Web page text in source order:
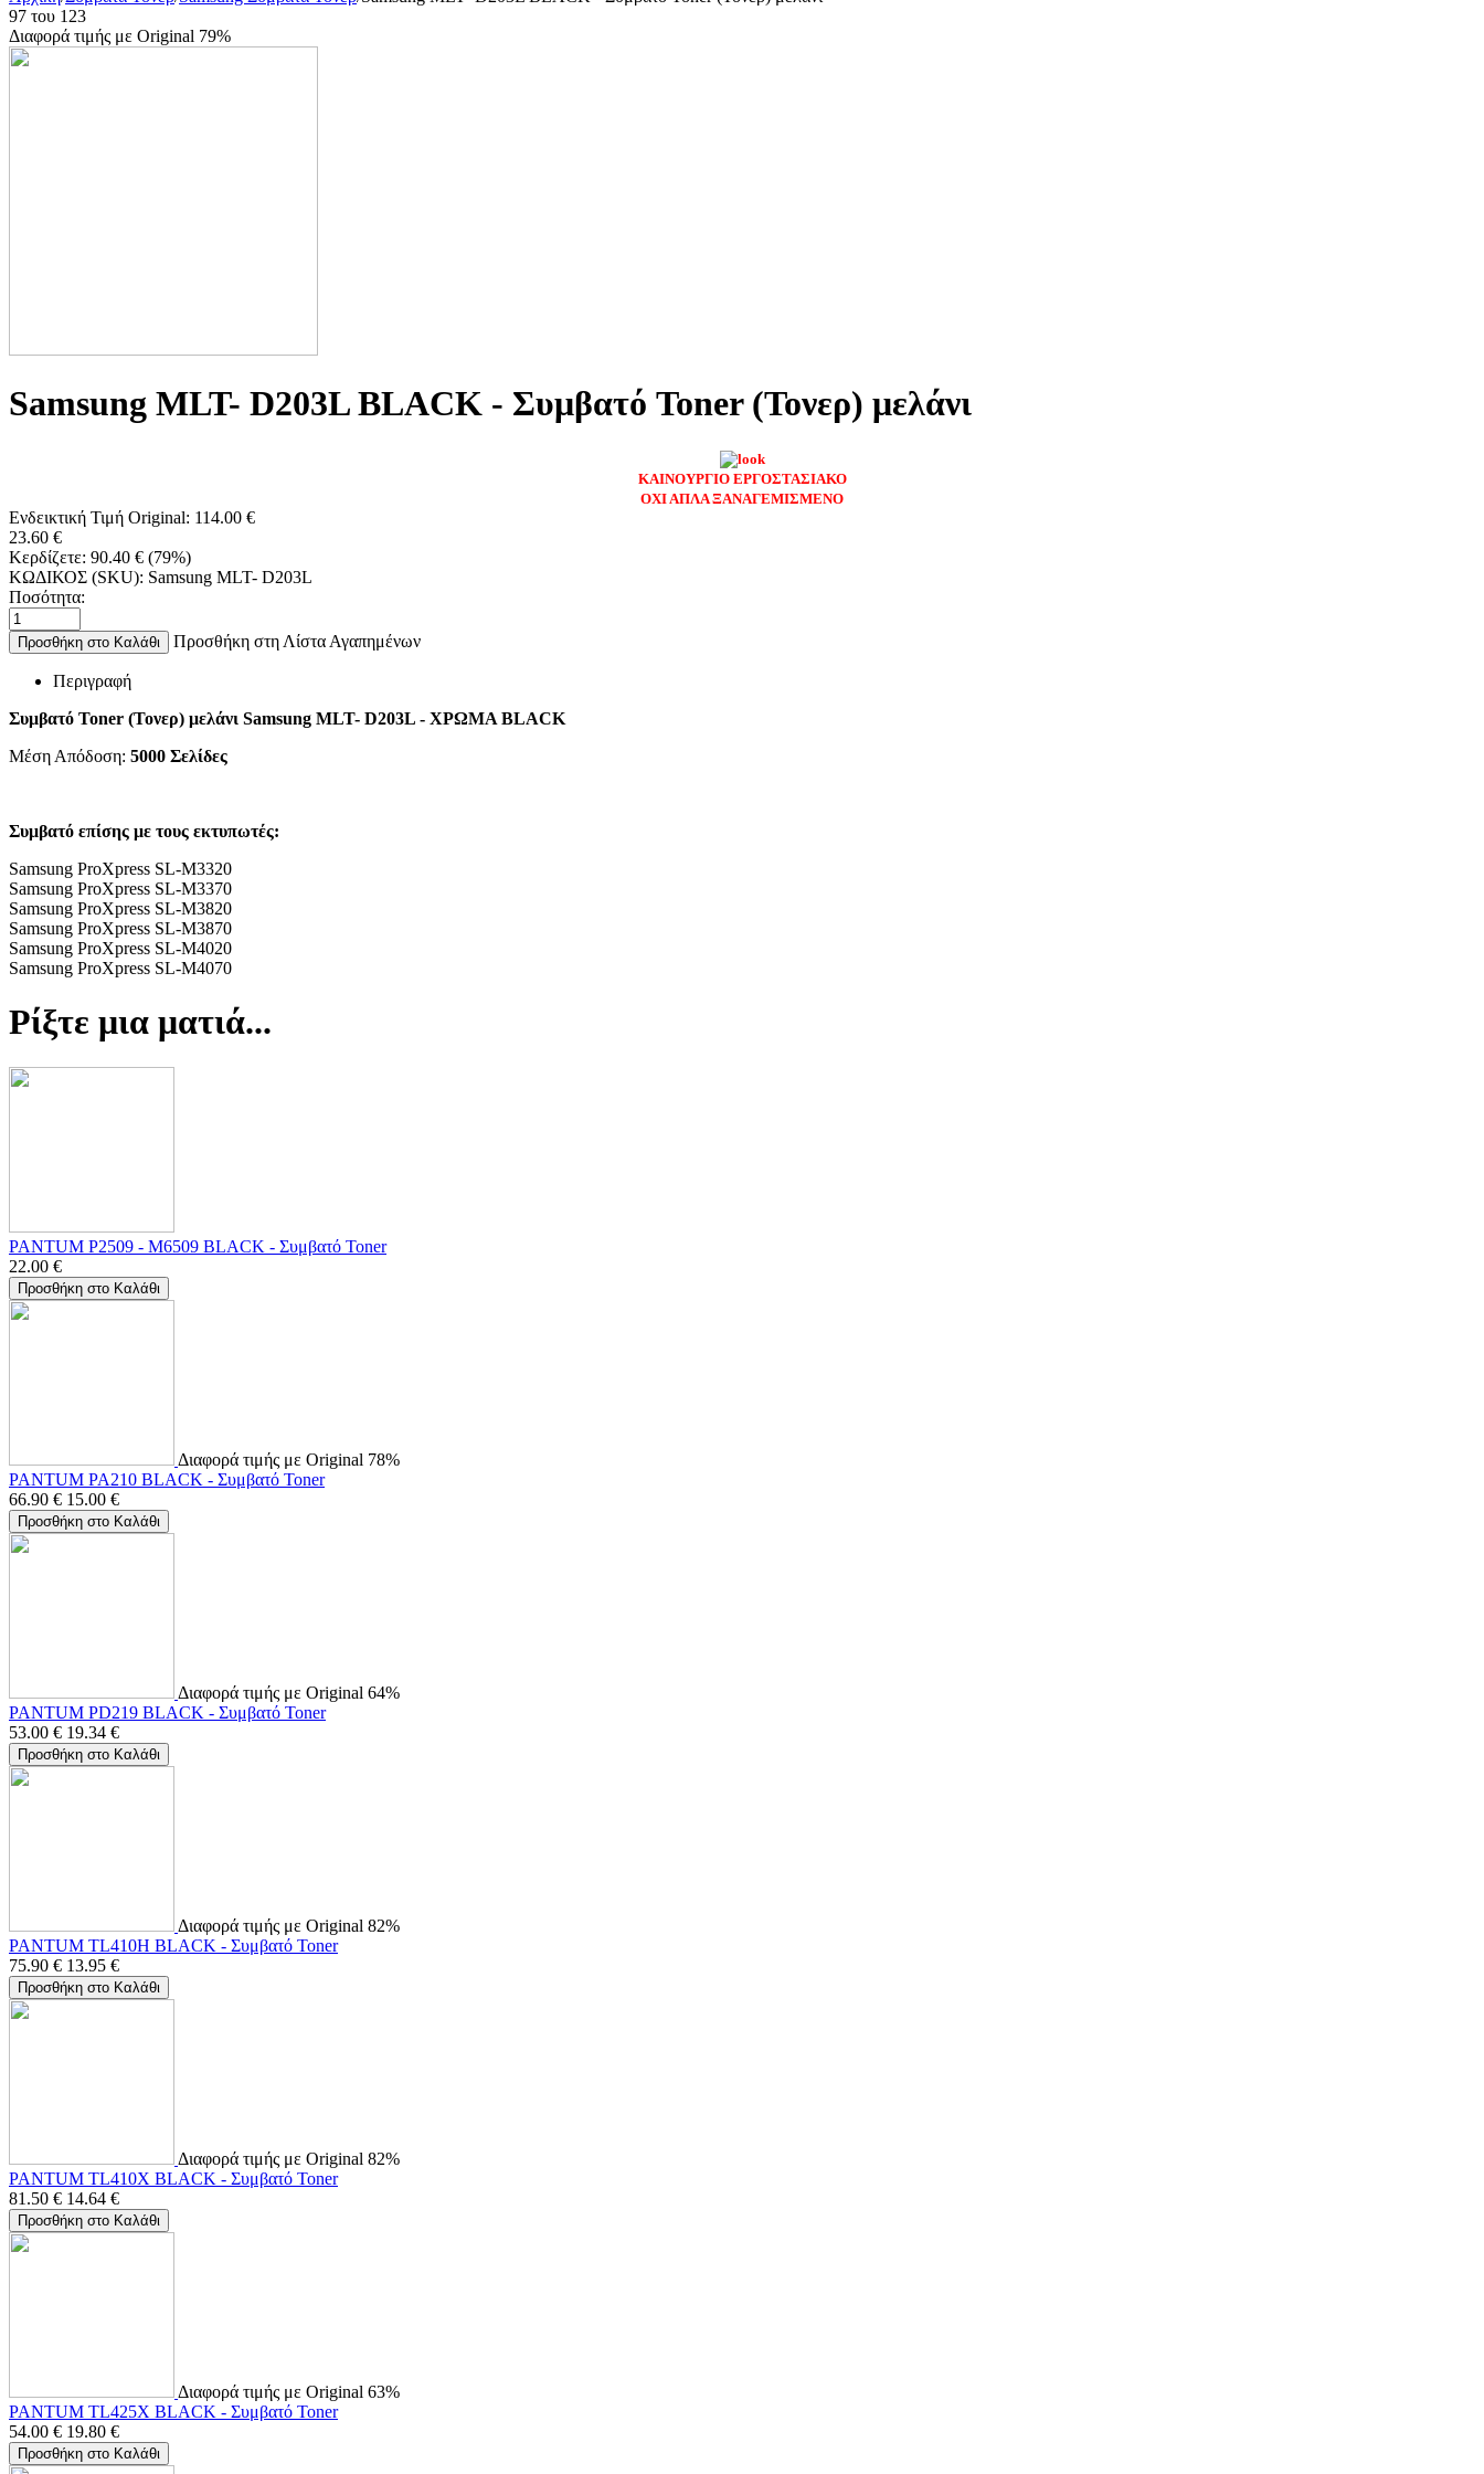
97 του 123
Διαφορά τιμής με Original 79%
Samsung MLT- D203L BLACK - Συμβατό Toner (Τονερ) μελάνι
ΚΑΙΝΟΥΡΓΙΟ ΕΡΓΟΣΤΑΣΙΑΚΟ
ΟΧΙ ΑΠΛΑ ΞΑΝΑΓΕΜΙΣΜΕΝΟ
Ενδεικτική Τιμή Original: 114.00 €
23.60 €
Κερδίζετε: 90.40 € (79%)
ΚΩΔΙΚΟΣ (SKU): Samsung MLT- D203L
Ποσότητα:
Προσθήκη στο Καλάθι Προσθήκη στη Λίστα Αγαπημένων
Περιγραφή
Συμβατό Toner (Τονερ) μελάνι Samsung MLT- D203L - ΧΡΩΜΑ BLACK
Μέση Απόδοση: 5000 Σελίδες
Συμβατό επίσης με τους εκτυπωτές:
Samsung ProXpress SL-M3320
Samsung ProXpress SL-M3370
Samsung ProXpress SL-M3820
Samsung ProXpress SL-M3870
Samsung ProXpress SL-M4020
Samsung ProXpress SL-M4070
Ρίξτε μια ματιά...
PANTUM P2509 - M6509 BLACK - Συμβατό Toner
22.00 €
Προσθήκη στο Καλάθι
Διαφορά τιμής με Original 78%
PANTUM PA210 BLACK - Συμβατό Toner
66.90 € 15.00 €
Προσθήκη στο Καλάθι
Διαφορά τιμής με Original 64%
PANTUM PD219 BLACK - Συμβατό Toner
53.00 € 19.34 €
Προσθήκη στο Καλάθι
Διαφορά τιμής με Original 82%
PANTUM TL410H BLACK - Συμβατό Toner
75.90 € 13.95 €
Προσθήκη στο Καλάθι
Διαφορά τιμής με Original 82%
PANTUM TL410X BLACK - Συμβατό Toner
81.50 € 14.64 €
Προσθήκη στο Καλάθι
Διαφορά τιμής με Original 63%
PANTUM TL425X BLACK - Συμβατό Toner
54.00 € 19.80 €
Προσθήκη στο Καλάθι